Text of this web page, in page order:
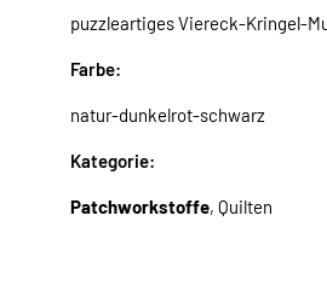
puzzleartiges Viereck-Kringel-
Farbe:
natur-dunkelrot-schwarz
Kategorie:
Patchworkstoffe, Quilten